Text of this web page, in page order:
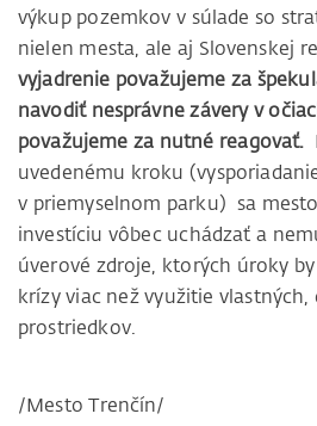
výkup pozemkov v súlade so
nielen mesta, ale aj Slovenskej
vyjadrenie považujeme za
navodiť nesprávne závery v
považujeme za nutné reagovať.
uvedenému kroku
v priemyselnom parku) sa
investíciu vôbec uchádzať a
úverové zdroje, ktorých úroky
krízy viac než využitie vlastných,
prostriedkov.
/Mesto Trenčín/